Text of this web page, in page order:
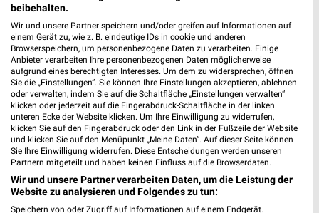
0,4 km
Angebote ab 03.08.
Noch morgen gültig
6,7 km
Angebote ab 03.08.
Noch morgen gültig
Kaufland EDEKA
beibehalten.
Wir und unsere Partner speichern und/oder greifen auf Informationen auf
einem Gerät zu, wie z. B. eindeutige IDs in cookie und anderen
Browserspeichern, um personenbezogene Daten zu verarbeiten. Einige
Anbieter verarbeiten Ihre personenbezogenen Daten möglicherweise
aufgrund eines berechtigten Interesses. Um dem zu widersprechen, öffnen
Sie die „Einstellungen“. Sie können Ihre Einstellungen akzeptieren, ablehnen
oder verwalten, indem Sie auf die Schaltfläche „Einstellungen verwalten“
klicken oder jederzeit auf die Fingerabdruck-Schaltfläche in der linken
unteren Ecke der Website klicken. Um Ihre Einwilligung zu widerrufen,
klicken Sie auf den Fingerabdruck oder den Link in der Fußzeile der Website
und klicken Sie auf den Menüpunkt „Meine Daten“. Auf dieser Seite können
Sie Ihre Einwilligung widerrufen. Diese Entscheidungen werden unseren
Partnern mitgeteilt und haben keinen Einfluss auf die Browserdaten.
Wir und unsere Partner verarbeiten Daten, um die Leistung der
Website zu analysieren und Folgendes zu tun:
Speichern von oder Zugriff auf Informationen auf einem Endgerät.